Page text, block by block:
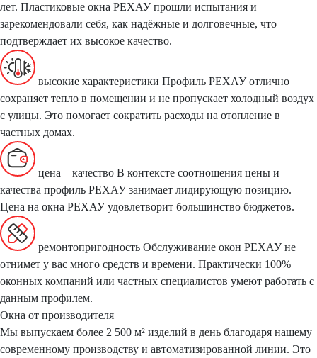
лет. Пластиковые окна РЕХАУ прошли испытания и
зарекомендовали себя, как надёжные и долговечные, что
подтверждает их высокое качество.
высокие характеристики Профиль РЕХАУ отлично
сохраняет тепло в помещении и не пропускает холодный воздух
с улицы. Это помогает сократить расходы на отопление в
частных домах.
цена – качество В контексте соотношения цены и
качества профиль РЕХАУ занимает лидирующую позицию.
Цена на окна РЕХАУ удовлетворит большинство бюджетов.
ремонтопригодность Обслуживание окон РЕХАУ не
отнимет у вас много средств и времени. Практически 100%
оконных компаний или частных специалистов умеют работать с
данным профилем.
Окна от производителя
Мы выпускаем более 2 500 м² изделий в день благодаря нашему
современному производству и автоматизированной линии. Это